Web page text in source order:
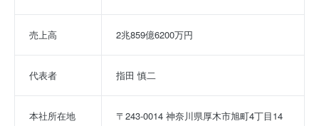
売上高 2兆859億6200万円
代表者 指田 慎二
本社所在地
〒243-0014 神奈川県厚木市旭町4丁目14